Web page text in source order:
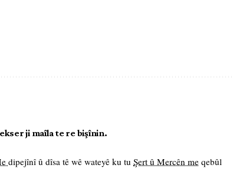
ji maîla te re bişînin.
dipejînî û dîsa tê wê wateyê ku tu Şert û Mercên me qebûl